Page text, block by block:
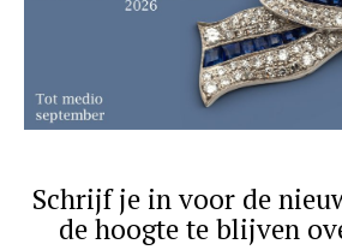
Schrijf je in voor de
de hoogte te blijven